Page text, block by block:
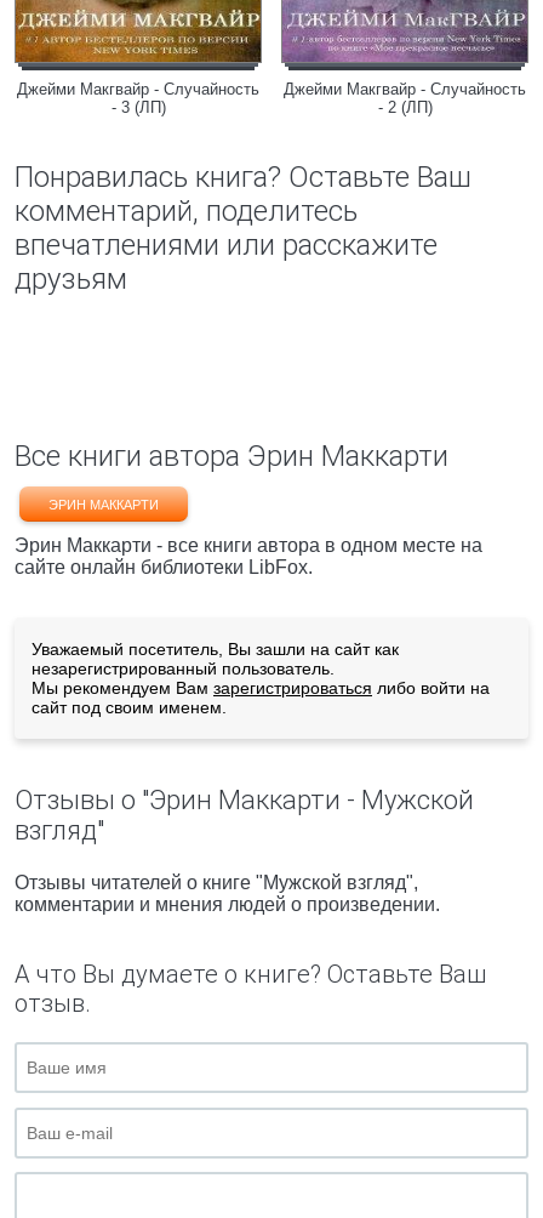
Джейми Макгвайр - Случайность
- 3 (ЛП)
Джейми Макгвайр - Случайность
- 2 (ЛП)
Понравилась книга? Оставьте Ваш
комментарий, поделитесь
впечатлениями или расскажите
друзьям
Все книги автора Эрин Маккарти
ЭРИН МАККАРТИ
Эрин Маккарти - все книги автора в одном месте на
сайте онлайн библиотеки LibFox.
Уважаемый посетитель, Вы зашли на сайт как
незарегистрированный пользователь.
Мы рекомендуем Вам зарегистрироваться либо войти на
сайт под своим именем.
Отзывы о "Эрин Маккарти - Мужской
взгляд"
Отзывы читателей о книге "Мужской взгляд",
комментарии и мнения людей о произведении.
А что Вы думаете о книге? Оставьте Ваш
отзыв.